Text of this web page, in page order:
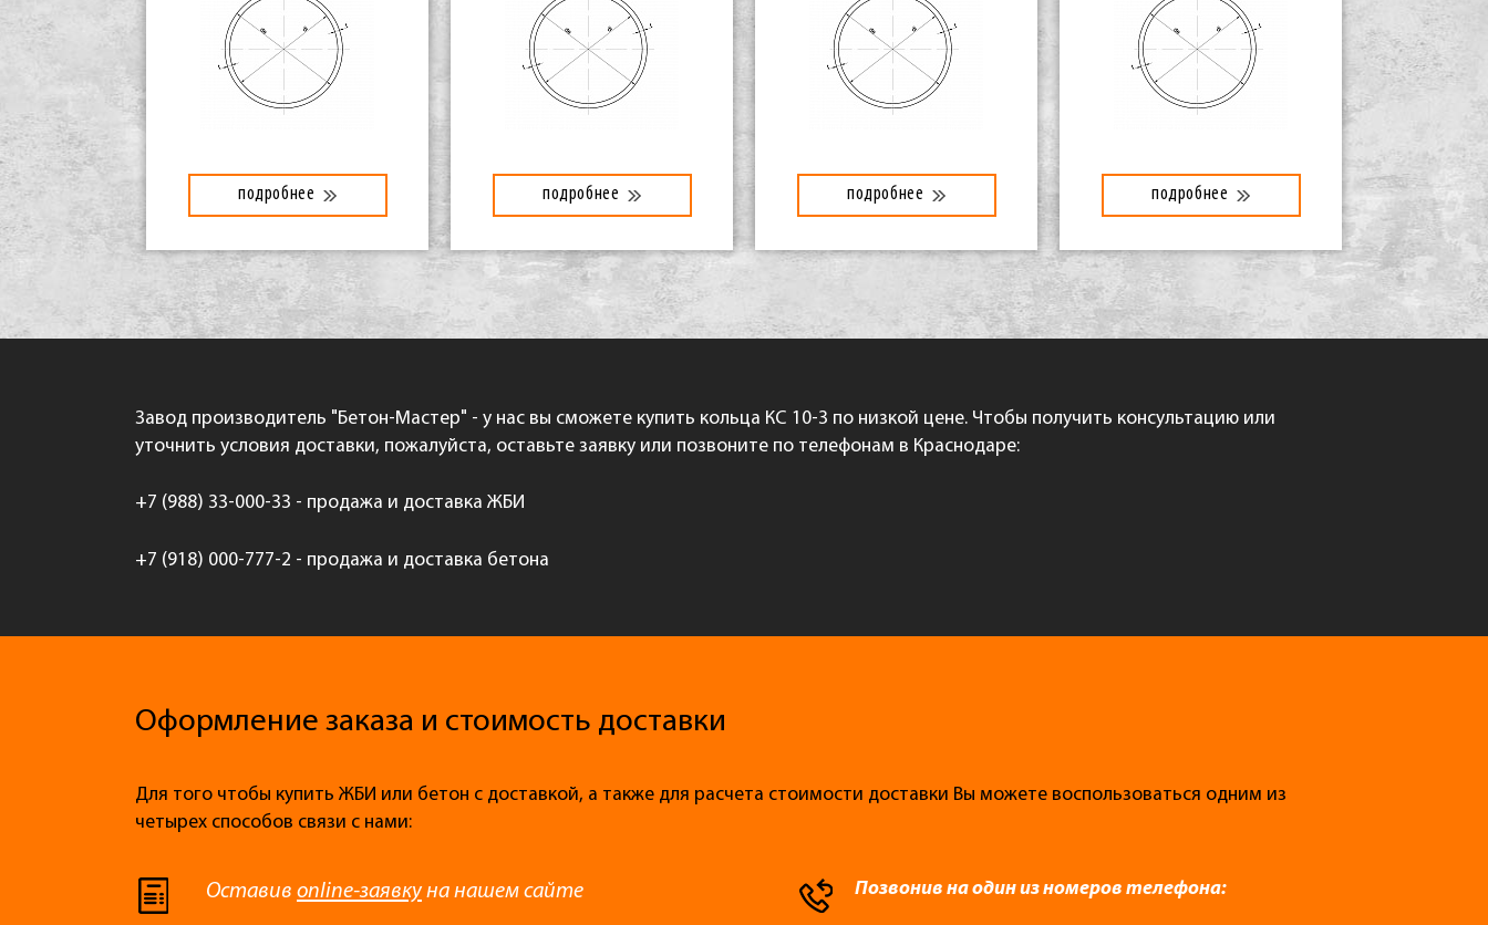
подробнее подробнее подробнее подробнее
Завод производитель "Бетон-Мастер" - у нас вы сможете купить кольца КС 10-3 по низкой цене. Чтобы получить консультацию или
уточнить условия доставки, пожалуйста, оставьте заявку или позвоните по телефонам в Краснодаре:
+7 (988) 33-000-33 - продажа и доставка ЖБИ
+7 (918) 000-777-2 - продажа и доставка бетона
Оформление заказа и стоимость доставки
Для того чтобы купить ЖБИ или бетон с доставкой, а также для расчета стоимости доставки Вы можете воспользоваться одним из
четырех способов связи с нами:
Оставив online-заявкуна нашем сайте Позвонив на один из номеров телефона: